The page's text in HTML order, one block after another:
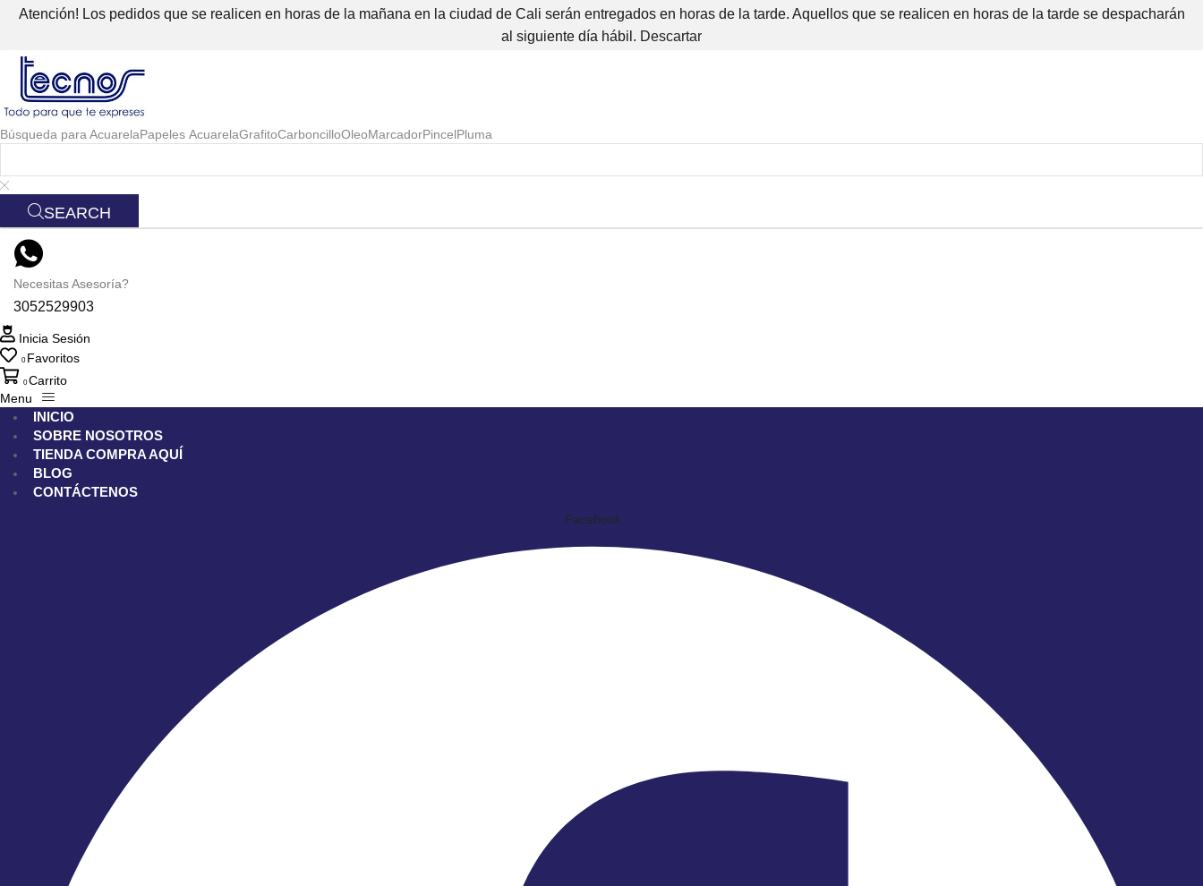
Atención! Los pedidos que se realicen en horas de la mañana en la ciudad de Cali serán entregados en horas de la tarde. Aquellos que se realicen en horas de la tarde se despacharán
al siguiente día hábil. Descartar
Búsqueda para AcuarelaPapeles AcuarelaGrafitoCarboncilloOleoMarcadorPincelPluma
SEARCH
Necesitas Asesoría?
3052529903
Inicia Sesión
0 Favoritos
0Carrito
Menu
INICIO
SOBRE NOSOTROS
TIENDA COMPRA AQUÍ
BLOG
CONTÁCTENOS
Facebook